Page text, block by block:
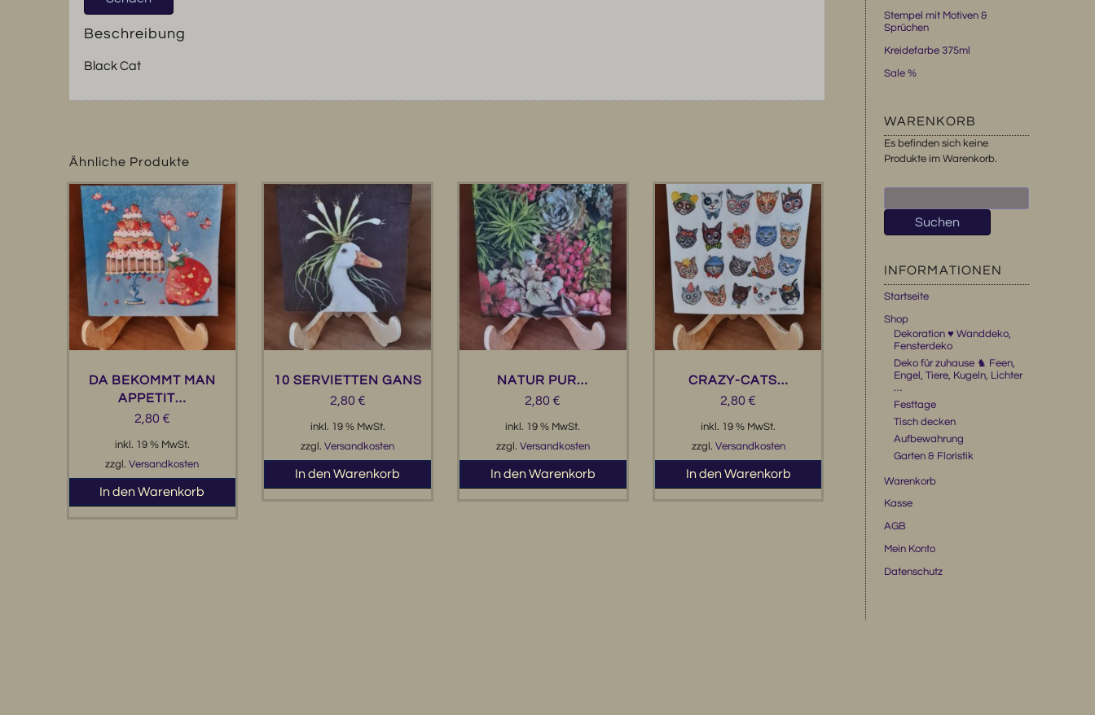
Beschreibung
Black Cat
Ähnliche Produkte
DA BEKOMMT MAN
APPETIT…
2,80 €
inkl. 19 % MwSt.
zzgl.Versandkosten
In den Warenkorb
10 SERVIETTEN GANS
2,80 €
inkl. 19 % MwSt.
zzgl.Versandkosten
In den Warenkorb
NATUR PUR…
2,80 €
inkl. 19 % MwSt.
zzgl. Versandkosten
In den Warenkorb
CRAZY-CATS…
2,80 €
inkl. 19 % MwSt.
zzgl. Versandkosten
In den Warenkorb
Stempel mit Motiven &
Sprüchen
Kreidefarbe 375ml
Sale %
WARENKORB
Es befinden sich keine
Produkte im Warenkorb.
nach:
Suchen
INFORMATIONEN
Startseite
Shop
Dekoration ♥ Wanddeko,
Fensterdeko
Deko für zuhause ♞ Feen,
Engel, Tiere, Kugeln, Lichter
…
Festtage
Tisch decken
Aufbewahrung
Garten & Floristik
Warenkorb
Kasse
AGB
Mein Konto
Datenschutz